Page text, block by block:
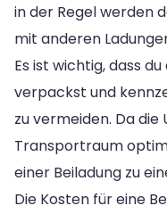
in der Regel werden
mit anderen
Es ist wichtig, dass
verpackst und
zu vermeiden. Da
Transportraum
einer Beiladung zu
Die Kosten für eine